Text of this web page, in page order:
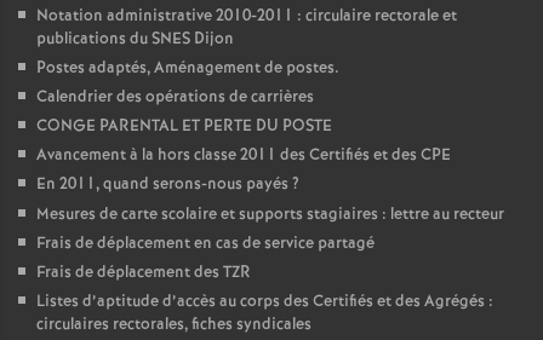
Notation administrative 2010-2011 : circulaire rectorale et
publications du SNES Dijon
Postes adaptés, Aménagement de postes.
Calendrier des opérations de carrières
CONGE PARENTAL ET PERTE DU POSTE
Avancement à la hors classe 2011 des Certifiés et des CPE
En 2011, quand serons-nous payés ?
Mesures de carte scolaire et supports stagiaires : lettre au recteur
Frais de déplacement en cas de service partagé
Frais de déplacement des TZR
Listes d’aptitude d’accès au corps des Certifiés et des Agrégés :
circulaires rectorales, fiches syndicales